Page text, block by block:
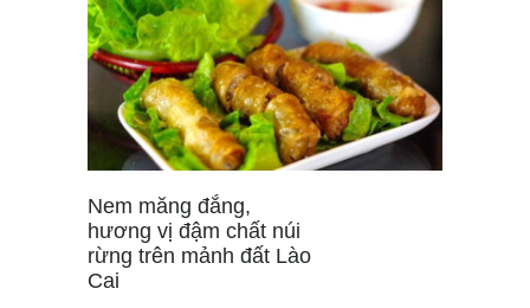
Nem măng đắng,
hương vị đậm chất núi
rừng trên mảnh đất Lào
Cai